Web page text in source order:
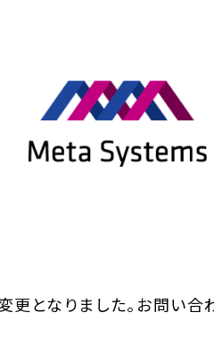
となりました。お問い